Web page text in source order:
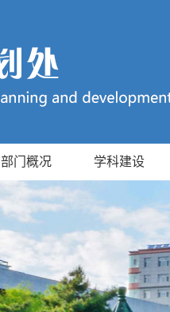
部门概况 学科建设